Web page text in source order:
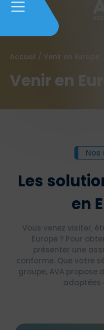
Accueil / Venir en Europe
Venir en
Nos
Les
en
Vous venez visiter,
Europe ? Pour
présenter une
conforme. Que votre
groupe, AVA propose
adaptées